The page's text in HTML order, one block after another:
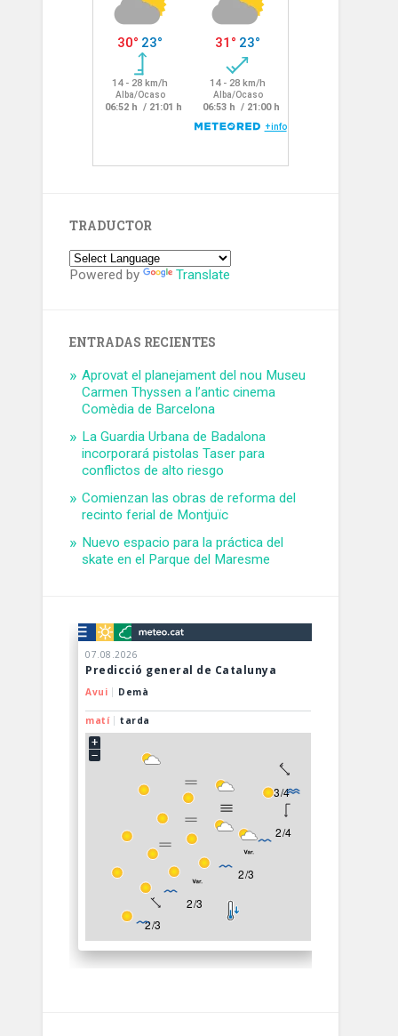
TRADUCTOR
Powered by Translate
ENTRADAS RECIENTES
Aprovat el planejament del nou Museu
Carmen Thyssen a l’antic cinema
Comèdia de Barcelona
La Guardia Urbana de Badalona
incorporará pistolas Taser para
conflictos de alto riesgo
Comienzan las obras de reforma del
recinto ferial de Montjuïc
Nuevo espacio para la práctica del
skate en el Parque del Maresme